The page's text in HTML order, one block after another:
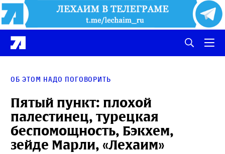
об этом надо поговорить
Пятый пункт: плохой
палестинец, турецкая
беспомощность, Бэкхем,
зейде Марли, «Лехаим»